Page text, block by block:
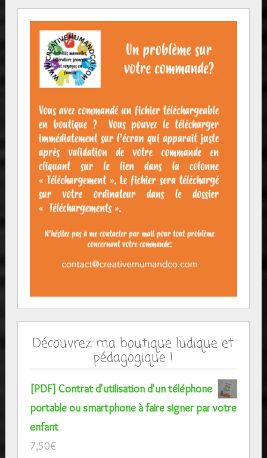
Découvrez ma boutique ludique et
pédagogique !
[PDF] Contrat d'utilisation d'un téléphone
portable ou smartphone à faire signer par votre
enfant
7,50€